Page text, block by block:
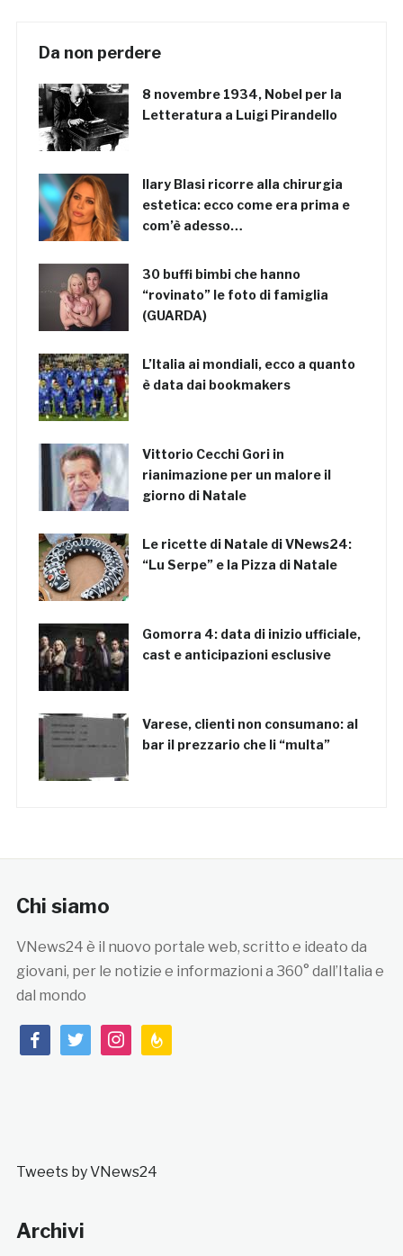
Da non perdere
8 novembre 1934, Nobel per la
Letteratura a Luigi Pirandello
Ilary Blasi ricorre alla chirurgia
estetica: ecco come era prima e
com’è adesso…
30 buffi bimbi che hanno
“rovinato” le foto di famiglia
(GUARDA)
L’Italia ai mondiali, ecco a quanto
è data dai bookmakers
Vittorio Cecchi Gori in
rianimazione per un malore il
giorno di Natale
Le ricette di Natale di VNews24:
“Lu Serpe” e la Pizza di Natale
Gomorra 4: data di inizio ufficiale,
cast e anticipazioni esclusive
Varese, clienti non consumano: al
bar il prezzario che li “multa”
Chi siamo
VNews24 è il nuovo portale web, scritto e ideato da
giovani, per le notizie e informazioni a 360° dall’Italia e
dal mondo
facebooktwitterinstagramfeedburner
Tweets by VNews24
Archivi